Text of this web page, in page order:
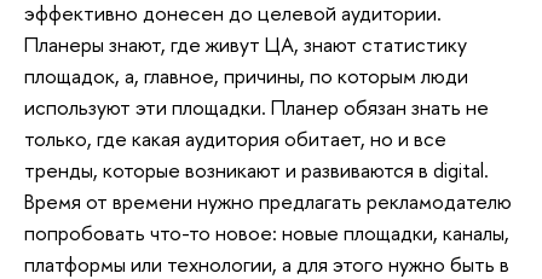
эффективно донесен до целевой аудитории.
Планеры знают, где живут ЦА, знают статистику
площадок, а, главное, причины, по которым люди
используют эти площадки. Планер обязан знать не
только, где какая аудитория обитает, но и все
тренды, которые возникают и развиваются в digital.
Время от времени нужно предлагать рекламодателю
попробовать что-то новое: новые площадки, каналы,
платформы или технологии, а для этого нужно быть в